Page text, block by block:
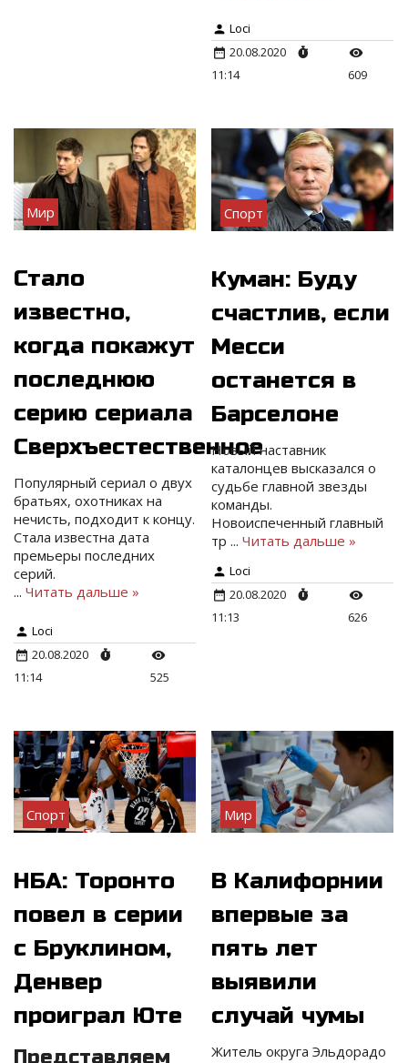
Loci
20.08.2020
11:14
609
Мир
Стало
известно,
когда покажут
последнюю
серию сериала
Сверхъестественное
Популярный сериал о двух
братьях, охотниках на
нечисть, подходит к концу.
Стала известна дата
премьеры последних
серий.
... Читать дальше »
Loci
20.08.2020
11:14
525
Спорт
Куман: Буду
счастлив, если
Месси
останется в
Барселоне
Новый наставник
каталонцев высказался о
судьбе главной звезды
команды.
Новоиспеченный главный
тр ...Читать дальше »
Loci
20.08.2020
11:13
626
Спорт
НБА: Торонто
повел в серии
с Бруклином,
Денвер
проиграл Юте
Представляем
Мир
В Калифорнии
впервые за
пять лет
выявили
случай чумы
Житель округа Эльдорадо